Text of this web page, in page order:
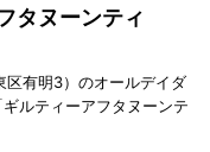
タヌーンティ
区有明3）のオールデイダ
ルティーアフタヌーンテ